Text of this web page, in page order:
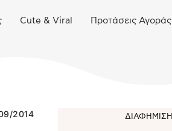
Cute & Viral Προτάσεις Αγοράς
2014